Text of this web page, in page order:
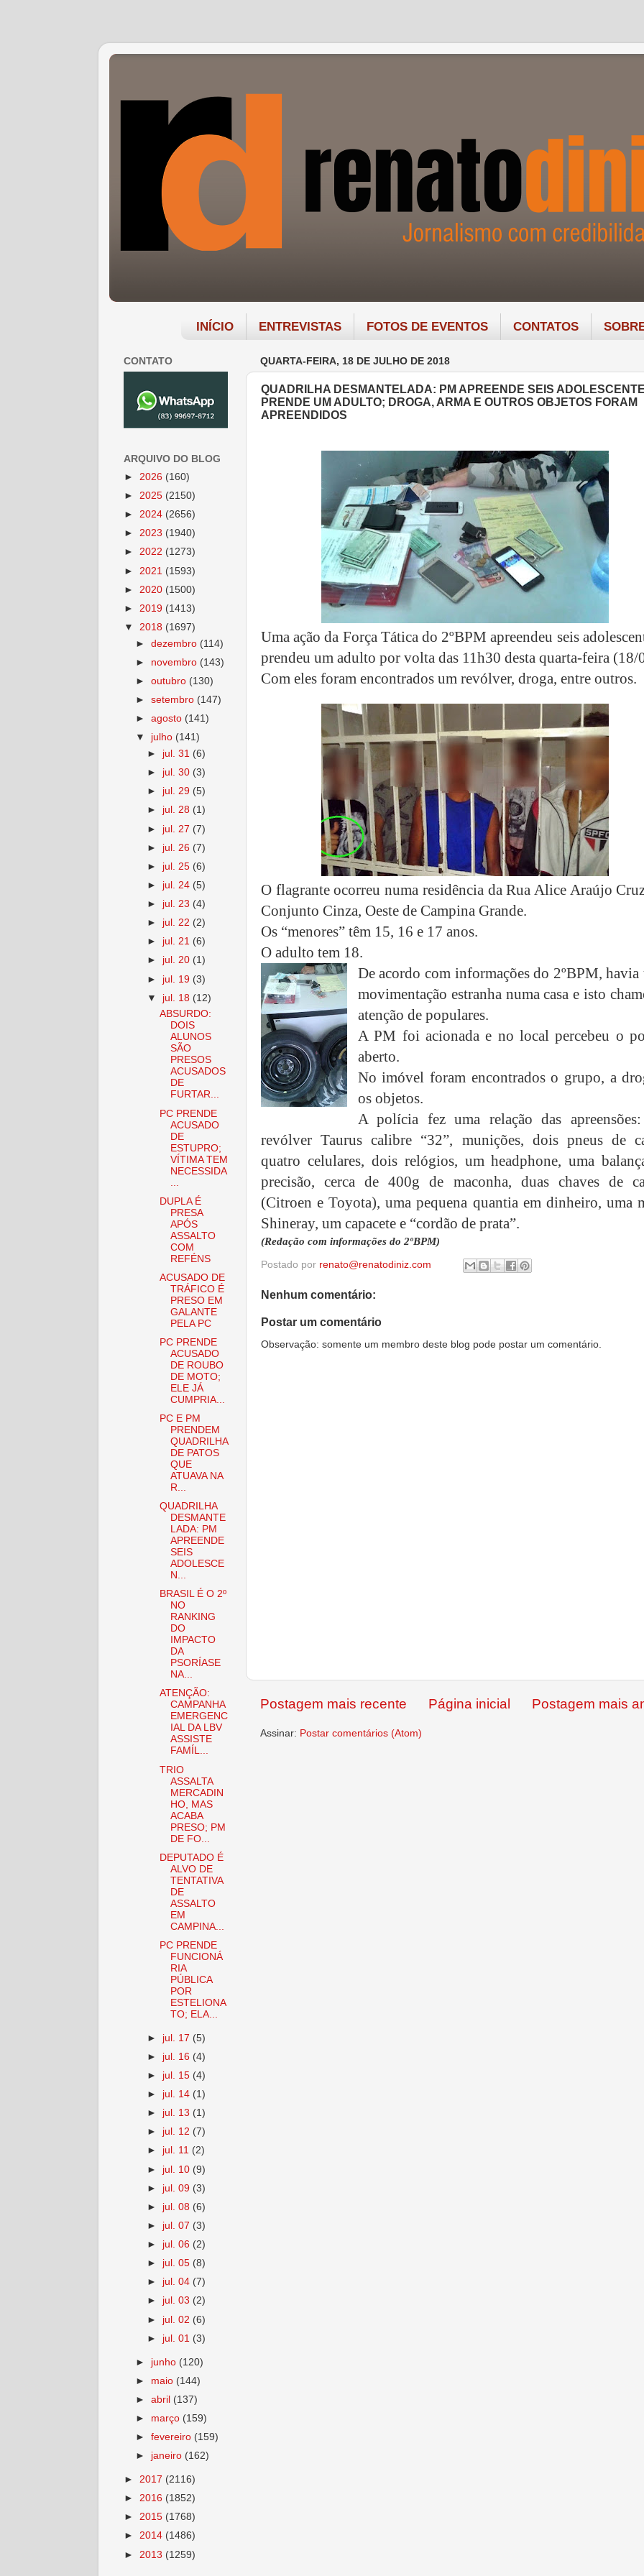
INÍCIO ENTREVISTAS FOTOS DE EVENTOS CONTATOS
QUARTA-FEIRA, 18 DE JULHO DE 2018
QUADRILHA DESMANTELADA: PM APREENDE SEIS
PRENDE UM ADULTO; DROGA, ARMA E OUTROS OBJETOS FORAM
APREENDIDOS
Uma ação da Força Tática do 2ºBPM apreendeu seis
prendeu um adulto por volta das 11h30 desta quarta-feira (18/
Com eles foram encontrados um revólver, droga, entre outros.
O flagrante ocorreu numa residência da Rua Alice Araújo
Conjunto Cinza, Oeste de Campina Grande.
Os “menores” têm 15, 16 e 17 anos.
O adulto tem 18.
De acordo com informações do 2ºBPM, havia
movimentação estranha numa casa e isto
atenção de populares.
A PM foi acionada e no local percebeu o
aberto.
No imóvel foram encontrados o grupo, a
os objetos.
A polícia fez uma relação das
revólver Taurus calibre “32”, munições, dois pneus de
quatro celulares, dois relógios, um headphone, uma
precisão, cerca de 400g de maconha, duas chaves de
(Citroen e Toyota), uma pequena quantia em dinheiro, uma
Shineray, um capacete e “cordão de prata”.
(Redação com informações do 2ºBPM)
Postado por renato@renatodiniz.com
Nenhum comentário:
Postar um comentário
Observação: somente um membro deste blog pode postar um comentário.
Postagem mais recente Postagem mais
Página inicial
Assinar: Postar comentários (Atom)
CONTATO
ARQUIVO DO BLOG
► 2026 (160)
► 2025 (2150)
► 2024 (2656)
► 2023 (1940)
► 2022 (1273)
► 2021 (1593)
► 2020 (1500)
► 2019 (1413)
▼ 2018 (1697)
►dezembro (114)
► novembro (143)
►outubro (130)
►setembro (147)
►agosto (141)
▼ julho (141)
► jul. 31 (6)
► jul. 30 (3)
► jul. 29 (5)
► jul. 28 (1)
► jul. 27 (7)
► jul. 26 (7)
► jul. 25 (6)
► jul. 24 (5)
► jul. 23 (4)
► jul. 22 (2)
► jul. 21 (6)
► jul. 20 (1)
► jul. 19 (3)
▼ jul. 18 (12)
ABSURDO:
DOIS
ALUNOS
SÃO
PRESOS
ACUSADOS
DE
FURTAR...
PC PRENDE
ACUSADO
DE
ESTUPRO;
VÍTIMA TEM
NECESSIDA
DUPLA É
PRESA
APÓS
ASSALTO
COM
REFÉNS
ACUSADO DE
TRÁFICO É
PRESO EM
GALANTE
PELA PC
PC PRENDE
ACUSADO
DE ROUBO
DE MOTO;
ELE JÁ
CUMPRIA...
PC E PM
PRENDEM
QUADRILHA
DE PATOS
QUE
ATUAVA NA
R...
QUADRILHA
DESMANTE
LADA: PM
APREENDE
SEIS
ADOLESCE
N...
BRASIL É O 2º
NO
RANKING
DO
IMPACTO
DA
PSORÍASE
NA...
ATENÇÃO:
CAMPANHA
EMERGENC
IAL DA LBV
ASSISTE
FAMÍL...
TRIO
ASSALTA
MERCADIN
HO, MAS
ACABA
PRESO; PM
DE FO...
DEPUTADO É
ALVO DE
TENTATIVA
DE
ASSALTO
EM
CAMPINA...
PC PRENDE
FUNCIONÁ
RIA
PÚBLICA
POR
ESTELIONA
TO; ELA...
► jul. 17 (5)
► jul. 16 (4)
► jul. 15 (4)
► jul. 14 (1)
► jul. 13 (1)
► jul. 12 (7)
► jul. 11 (2)
► jul. 10 (9)
► jul. 09 (3)
► jul. 08 (6)
► jul. 07 (3)
► jul. 06 (2)
► jul. 05 (8)
► jul. 04 (7)
► jul. 03 (2)
► jul. 02 (6)
► jul. 01 (3)
► junho (120)
► maio (144)
►abril (137)
► março (159)
►fevereiro (159)
► janeiro (162)
► 2017 (2116)
► 2016 (1852)
► 2015 (1768)
► 2014 (1486)
► 2013 (1259)